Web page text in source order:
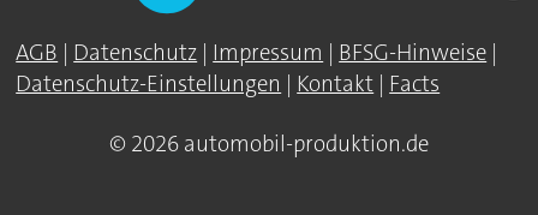
AGB | Datenschutz | Impressum | BFSG-Hinweise |
Datenschutz-Einstellungen | Kontakt | Facts
© 2026 automobil-produktion.de